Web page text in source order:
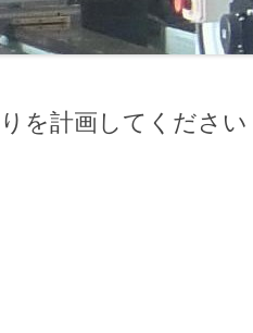
を計画してください